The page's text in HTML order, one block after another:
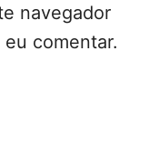
navegador
comentar.